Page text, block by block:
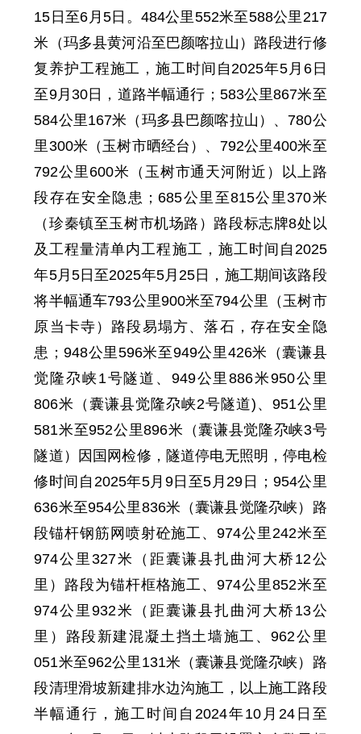
15日至6月5日 。484公里552米至588公里 217
米 （玛多县黄河沿至巴颜喀拉山）路段进行修
复养护工程施工，施工时间自2025年5月6日
至9月30日 ，道路半幅通行 ； 583公里867米至
584公里167米（ 玛多县巴颜喀拉山） 、 780公
里300米（ 玉树市晒经台） 、 792公里400米至
792公里 600米 （玉树市通天河附近） 以上 路
段存在安全隐患； 685公里至815公里370米
（珍秦镇至玉树市机场路）路段标志牌8处以
及工程量清单内工程施工，施工时间 自 2025
年5月5日至2025年5月25日，施工期间该路段
将半幅通车793公里900米至794公里（ 玉树市
原当卡寺）路段易塌方、落石， 存在安全隐
患；948公里596米至949公里426米 （囊谦县
觉隆尕峡1号隧道、949公里886米950公里
806米 （囊谦县觉隆尕峡2号隧道)、951公里
581米至952公里896米 （囊谦县觉隆尕峡3号
隧道）因国网检修，隧道停电无照明，停电检
修时间自 2025年5月9日至5月29日 ； 954公里
636米至954公里836米 （囊谦县觉隆尕峡）路
段锚杆钢筋网喷射砼施工 、974公里 242米至
974公里327米 （ 距 囊谦县扎曲河大桥12公
里）路段为锚杆框格施工 、974公里852米至
974公里932米 （ 距 囊谦县扎曲河大桥13公
里）路段新建混凝土挡土墙施工 、962公里
051米至962公里 131米 （囊谦县觉隆尕峡）路
段清理滑坡新建排水边沟施工 ，以上施工路段
半幅通行，施工时间 自 2024年10月24日至